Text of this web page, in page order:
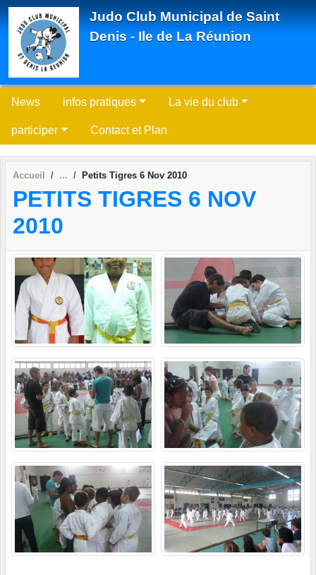
Judo Club Municipal de Saint
Denis - Ile de La Réunion
News infos pratiques La vie du club
participer Contact et Plan
Accueil Petits Tigres 6 Nov 2010
PETITS TIGRES 6 NOV
2010
Panneau de gestion des cookies